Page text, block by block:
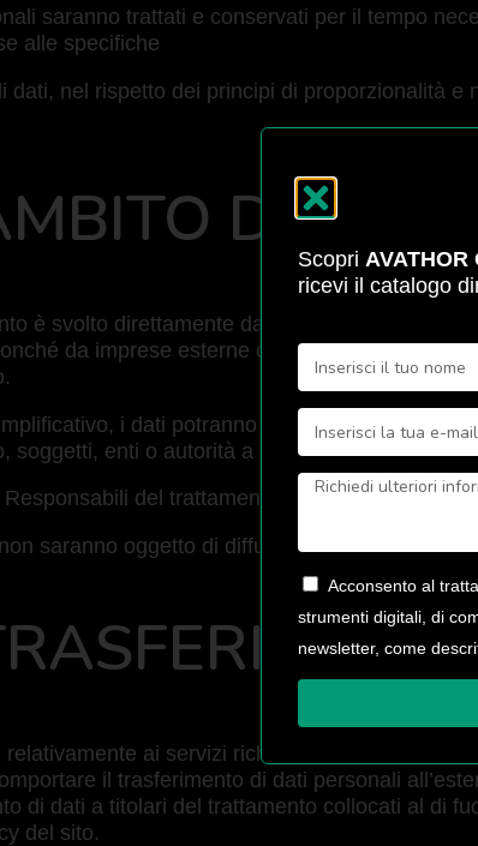
saranno trattati e conservati per il tempo
alle specifiche
dati, nel rispetto dei principi di proporzionalità
DI
è svolto direttamente dall’organizzazione
da imprese esterne che svolgono attività
i dati potranno essere così
soggetti, enti o autorità a cui sia obbligatorio
del trattamento è disponibile
saranno oggetto di diffusione a soggetti
relativamente ai servizi richiesti saranno
il trasferimento di dati personali
di dati a titolari del trattamento collocati al di
del sito.
Scopri AVATHOR
ricevi il catalogo
Acconsento al
strumenti digitali, di
newsletter, come